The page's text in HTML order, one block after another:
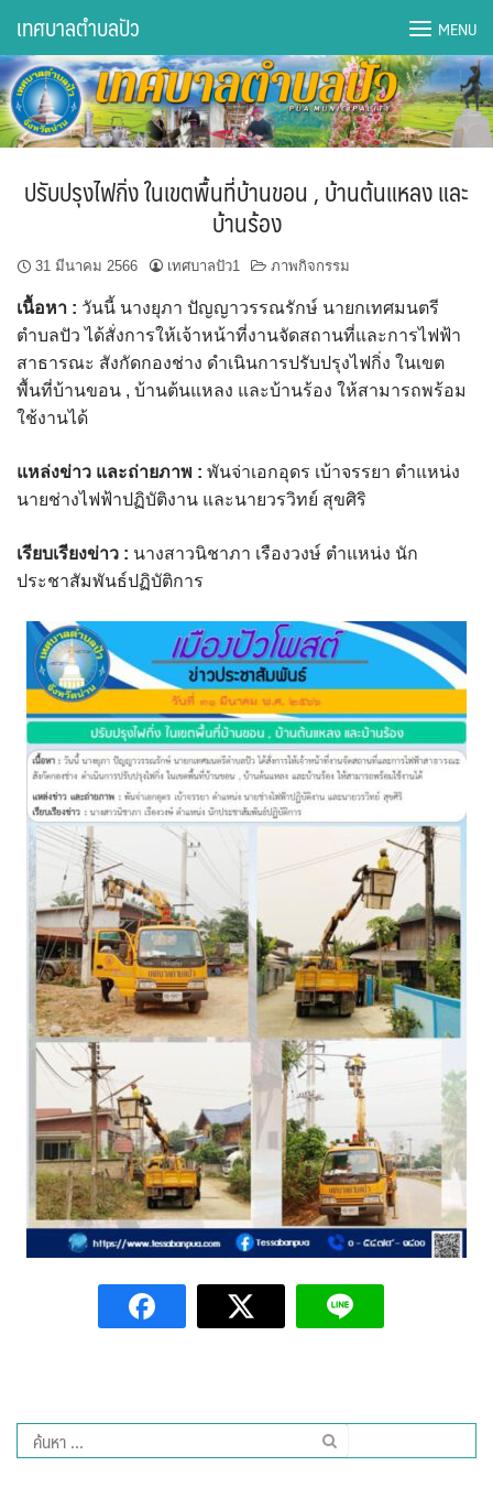
content
DWQA Ask Question
DWQA Questions
กองการศึกษา
กองคลัง
กองช่าง
กองยุทธศาสตร์และงบประมาณ
กองสาธารณสุขฯ
การเปิดเผยข้อมูลข่าวสารปี 2566 integrity transparency
assessment ITA2023
ข้อกำหนดการใช้งาน
ข้อมูลประชากร
ข้อมูลพื้นฐานของศูนย์บริการนักท่องเที่ยว เทศบาลตำบลปัว
ขั้นตอนการขอรับบริการ
งบแสดงฐานะการคลัง
งบแสดงฐานะการเงิน เทศบาลตำบลปัว ประจำปีงบประมาณ 2561
ติดต่อหน่วยงาน
ที่พัก
Amante Baristro Hotel & Cafe’ @Pua
C View Home
Deply
Go Hight ‘O Village
HOMU Villa
Montha Residence
Shanti – Retreat
ชมพูภูคารีสอร์ท
เทศบาลตำบลปัว MENU
ปรับปรุงไฟกิ่ง ในเขตพื้นที่บ้านขอน , บ้านต้นแหลง และ
บ้านร้อง
31 มีนาคม 2566 เทศบาลปัว1 ภาพกิจกรรม
เนื้อหา : วันนี้ นางยุภา ปัญญาวรรณรักษ์ นายกเทศมนตรี
ตำบลปัว ได้สั่งการให้เจ้าหน้าที่งานจัดสถานที่และการไฟฟ้า
สาธารณะ สังกัดกองช่าง ดำเนินการปรับปรุงไฟกิ่ง ในเขต
พื้นที่บ้านขอน , บ้านต้นแหลง และบ้านร้อง ให้สามารถพร้อม
ใช้งานได้
แหล่งข่าว และถ่ายภาพ : พันจ่าเอกอุดร เบ้าจรรยา ตำแหน่ง
นายช่างไฟฟ้าปฏิบัติงาน และนายวรวิทย์ สุขศิริ
เรียบเรียงข่าว : นางสาวนิชาภา เรืองวงษ์ ตำแหน่ง นัก
ประชาสัมพันธ์ปฏิบัติการ
ค้นหา
สำหรับ: